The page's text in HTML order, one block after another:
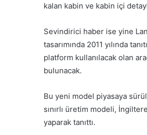
kalan kabin ve kabin içi
Sevindirici haber ise yine
tasarımında 2011 yılında
platform kullanılacak olan
bulunacak.
Bu yeni model piyasaya
sınırlı üretim modeli,
yaparak tanıttı.